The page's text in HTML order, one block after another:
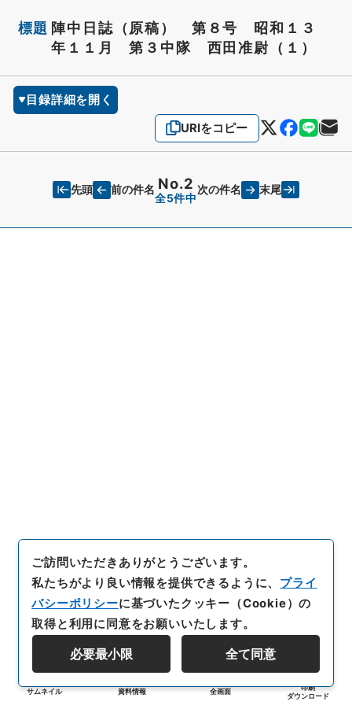
標題 陣中日誌（原稿） 第８号 昭和１３
年１１月 第３中隊 西田准尉（１）
目録詳細を開く
URIをコピー
先頭 前の件名 No.2
全5件中
次の件名 末尾
サムネイル 資料情報 全画面
印刷
ダウンロード
ご訪問いただきありがとうございます。
私たちがより良い情報を提供できるように、 プライ
バシーポリシーに基づいたクッキー（Cookie）の
取得と利用に同意をお願いいたします。
必要最小限 全て同意